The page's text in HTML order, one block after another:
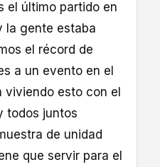
el último partido en
la gente estaba
el récord de
a un evento en el
viviendo esto con el
todos juntos
de unidad
que servir para el